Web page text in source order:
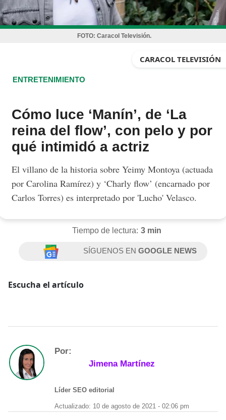
FOTO: Caracol Televisión.
CARACOL TELEVISIÓN
ENTRETENIMIENTO
Cómo luce ‘Manín’, de ‘La
reina del flow’, con pelo y por
qué intimidó a actriz
El villano de la historia sobre Yeimy Montoya (actuada
por Carolina Ramírez) y ‘Charly flow’ (encarnado por
Carlos Torres) es interpretado por 'Lucho' Velasco.
Tiempo de lectura: 3 min
SÍGUENOS ENGOOGLE NEWS
Escucha el artículo
Por:
Jimena Martínez
Líder SEO editorial
Actualizado: 10 de agosto de 2021 - 02:06 pm